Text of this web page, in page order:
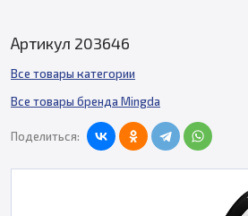
Артикул 203646
Все товары категории
Все товары бренда Mingda
Поделиться: